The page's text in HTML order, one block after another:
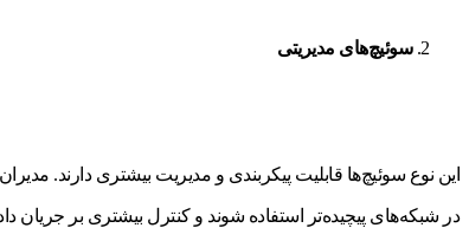
سوئیچ‌های مدیریتی
در شبکه‌های پیچیده‌تر استفاده شوند و کنترل بیشتری بر جریان